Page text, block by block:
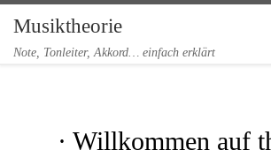
Zum Inhalt springen
Musiktheorie
Note, Tonleiter, Akkord… einfach erklärt
· Willkommen auf